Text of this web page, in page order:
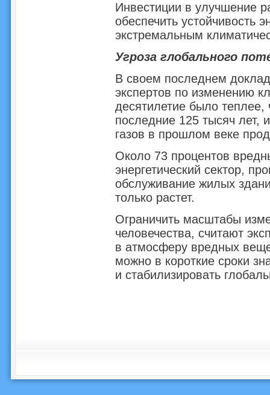
Инвестиции в улучшение
обеспечить устойчивость
экстремальным
Угроза глобального
В своем последнем
экспертов по изменению
десятилетие было
последние 125 тысяч лет,
газов в прошлом веке
Около 73 процентов
энергетический сектор,
обслуживание жилых
только растет.
Ограничить масштабы
человечества, считают
в атмосферу вредных
можно в короткие сроки
и стабилизировать